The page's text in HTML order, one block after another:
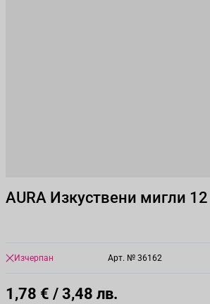
AURA Изкуствени мигли 12
Изчерпан Арт. № 36162
1,78 € / 3,48 лв.